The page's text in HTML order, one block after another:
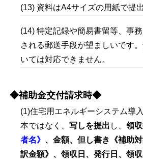
(13) 資料はA4サイズの用紙で提
(14) 特定記録や簡易書留等、事
される郵送手段が望ましいです
いては対応できません。
◆補助金交付請求時◆
(1)住宅用エネルギーシステム導
本ではなく、 写しを提出 し、 領収
者名》 、 金額、但し書き《補助
訳金額》、領収日、発行日、領